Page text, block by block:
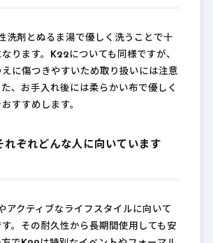
洗剤とぬるま湯で優しく洗うことで十
ります。
K22についても同様ですが、
に傷つきやすいため取り扱いには注意
、お手入れ後には柔らかい布で優しく
すすめします。
れぞれどんな人に向いています
アクティブなライフスタイルに向いて
。その耐久性から長期間使用しても安